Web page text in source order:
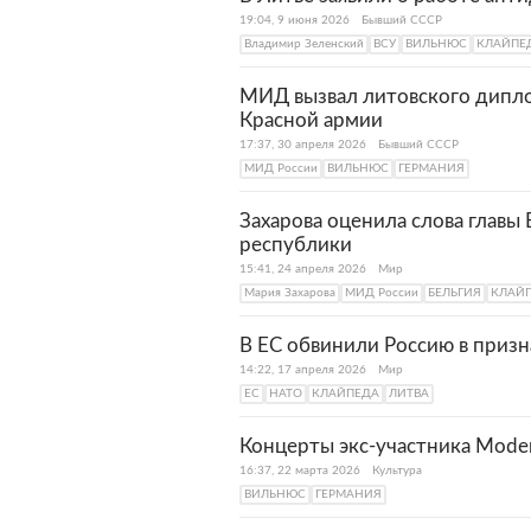
также развиты
промышленности Клайпеды
деревообрабатывающая и
занимают также портовые,
В Клайпеде сохранилось
формируют облик
общественные здания. Так,
замка Мемельбург XIV-XVI
построек и складов,
достопримечательности.
19:04, 9 июня 2026
Бывший СССР
Владимир Зеленский
ВСУ ВИЛЬНЮС
МИД вызвал литовского
Красной армии
17:37, 30 апреля 2026
Бывший СССР
МИД России
ВИЛЬНЮС ГЕРМАНИЯ
Захарова оценила слова
республики
15:41, 24 апреля 2026
Мир
Мария Захарова
МИД России БЕЛЬГИЯ
В ЕС обвинили Россию в
14:22, 17 апреля 2026
Мир
ЕС
НАТО КЛАЙПЕДА ЛИТВА
Концерты экс-участника
16:37, 22 марта 2026
Культура
ВИЛЬНЮС
ГЕРМАНИЯ